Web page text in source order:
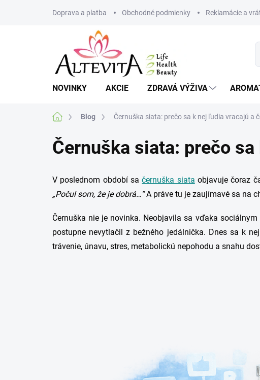
Doprava a platba Obchodné podmienky Reklamácie a
NOVINKY AKCIE ZDRAVÁ VÝŽIVA
DomovBlog Černuška siata: prečo sa k nej ľudia vracajú a
Černuška siata: prečo
V poslednom období sačernuška siata objavuje čoraz
„Počul som, že je dobrá…“A práve tu je zaujímavé sa na
Černuška nie je novinka. Neobjavila sa vďaka
postupne nevytlačil z bežného jedálnička. Dnes sa k
trávenie, únavu, stres, metabolickú nepohodu a snahu